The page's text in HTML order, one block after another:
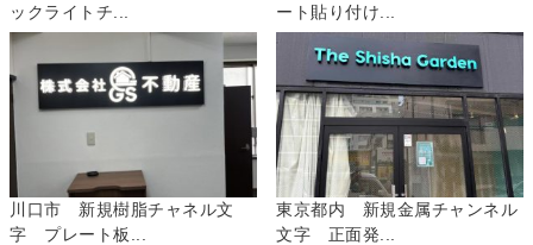
ックライトチ...
ート貼り付け...
川口市 新規樹脂チャネル文
字 プレート板...
東京都内 新規金属チャンネル
文字 正面発...